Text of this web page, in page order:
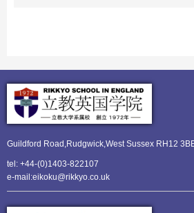
Guildford Road,Rudgwick, West Sussex RH12
tel: +44-(0)1403-822107
e-mail:eikoku@rikkyo.co.uk